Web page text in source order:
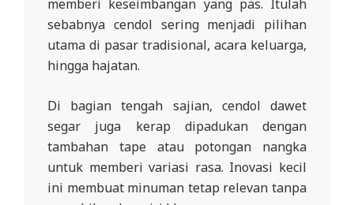
memberi keseimbangan yang pas. Itulah
sebabnya cendol sering menjadi pilihan
utama di pasar tradisional, acara keluarga,
hingga hajatan.
Di bagian tengah sajian, cendol dawet
segar juga kerap dipadukan dengan
tambahan tape atau potongan nangka
untuk memberi variasi rasa. Inovasi kecil
ini membuat minuman tetap relevan tanpa